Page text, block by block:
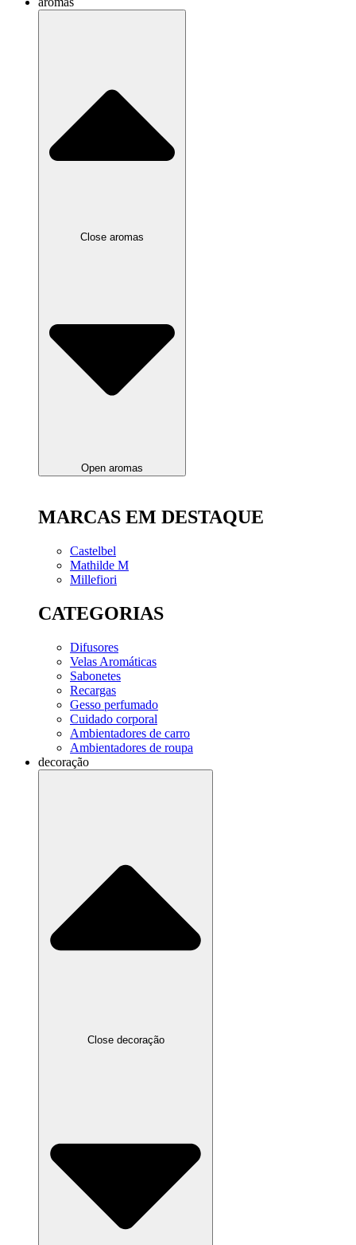
Close aromas
Open aromas
MARCAS EM DESTAQUE
Castelbel
Mathilde M
Millefiori
CATEGORIAS
Difusores
Velas Aromáticas
Sabonetes
Recargas
Gesso perfumado
Cuidado corporal
Ambientadores de carro
Ambientadores de roupa
decoração
Close decoração